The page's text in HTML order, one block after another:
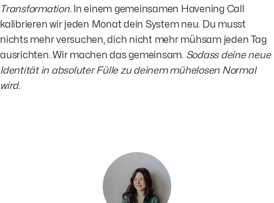
Transformation.In einem gemeinsamen Havening Call
kalibrieren wir jeden Monat dein System neu. Du musst
nichts mehr versuchen, dich nicht mehr mühsam jeden Tag
ausrichten. Wir machen das gemeinsam. Sodass deine neue
Identität in absoluter Fülle zu deinem mühelosen Normal
wird.